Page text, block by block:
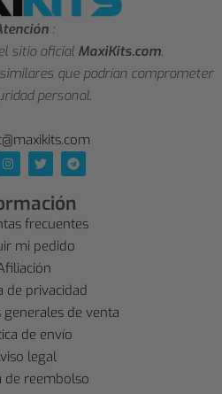
:
sitio oficial MaxiKits.com.
que podrían comprometer
personal.
frecuentes
mi pedido
de privacidad
generales de venta
de envío
legal
de reembolso